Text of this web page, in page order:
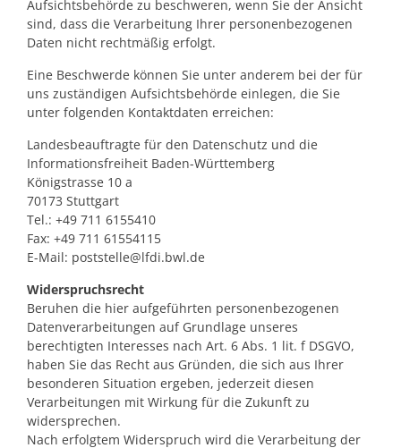
Aufsichtsbehörde zu beschweren, wenn Sie der Ansicht
sind, dass die Verarbeitung Ihrer personenbezogenen
Daten nicht rechtmäßig erfolgt.
Eine Beschwerde können Sie unter anderem bei der für
uns zuständigen Aufsichtsbehörde einlegen, die Sie
unter folgenden Kontaktdaten erreichen:
Landesbeauftragte für den Datenschutz und die
Informationsfreiheit Baden-Württemberg
Königstrasse 10 a
70173 Stuttgart
Tel.: +49 711 6155410
Fax: +49 711 61554115
E-Mail: poststelle@lfdi.bwl.de
Widerspruchsrecht
Beruhen die hier aufgeführten personenbezogenen
Datenverarbeitungen auf Grundlage unseres
berechtigten Interesses nach Art. 6 Abs. 1 lit. f DSGVO,
haben Sie das Recht aus Gründen, die sich aus Ihrer
besonderen Situation ergeben, jederzeit diesen
Verarbeitungen mit Wirkung für die Zukunft zu
widersprechen.
Nach erfolgtem Widerspruch wird die Verarbeitung der